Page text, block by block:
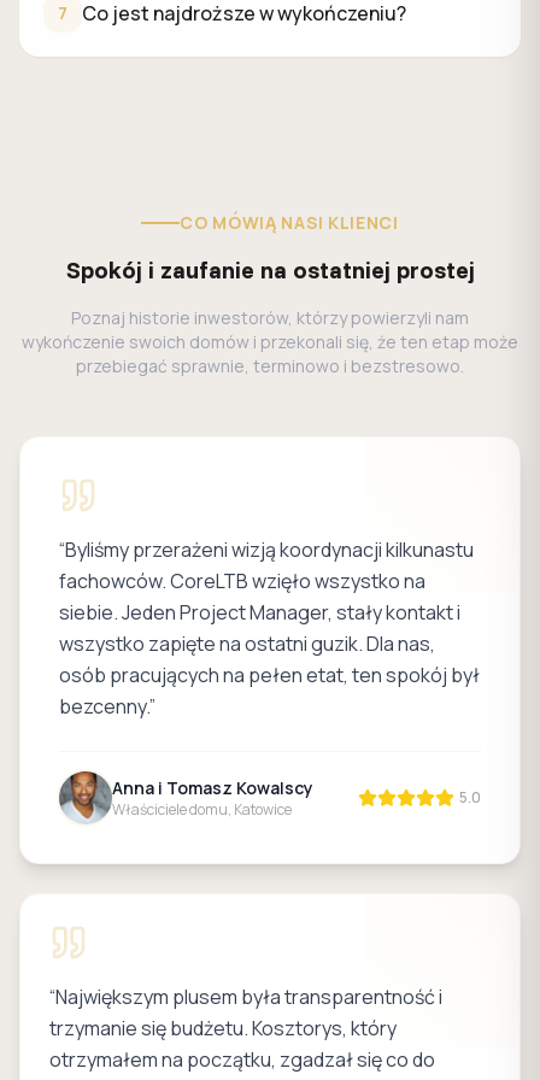
7 Co jest najdroższe w wykończeniu?
CO MÓWIĄ NASI KLIENCI
Spokój i zaufanie na ostatniej prostej
Poznaj historie inwestorów, którzy powierzyli nam
wykończenie swoich domów i przekonali się, że ten etap może
przebiegać sprawnie, terminowo i bezstresowo.
“Byliśmy przerażeni wizją koordynacji kilkunastu
fachowców. CoreLTB wzięło wszystko na
siebie. Jeden Project Manager, stały kontakt i
wszystko zapięte na ostatni guzik. Dla nas,
osób pracujących na pełen etat, ten spokój był
bezcenny.”
Anna i Tomasz Kowalscy
Właściciele domu, Katowice
5.0
“Największym plusem była transparentność i
trzymanie się budżetu. Kosztorys, który
otrzymałem na początku, zgadzał się co do